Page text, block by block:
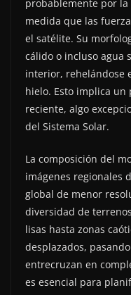
probablemente por
medida que las
el satélite. Su
cálido o incluso agua
interior, rehelándose
hielo. Esto implica un
reciente, algo
del Sistema Solar.
La composición del
imágenes regionales
global de menor
diversidad de
lisas hasta zonas
desplazados,
entrecruzan en
es esencial para